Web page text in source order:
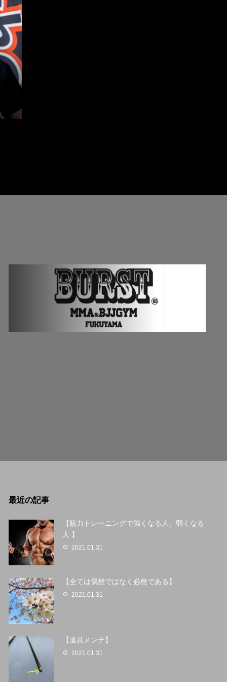
最近の記事
【筋力トレーニングで強くなる人、弱くなる
人 】
2021.01.31
【全ては偶然ではなく必然である】
2021.01.31
【道具メンテ】
2021.01.31